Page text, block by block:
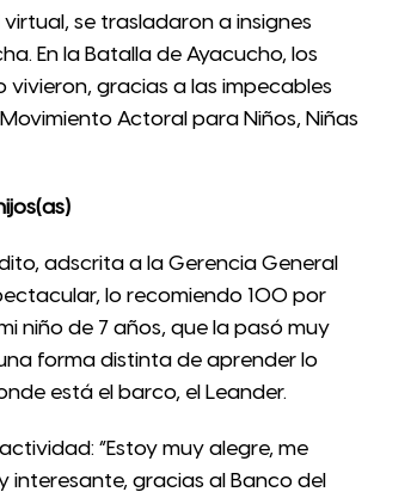
se trasladaron a insignes
En la Batalla de Ayacucho, los
vivieron, gracias a las impecables
Actoral para Niños, Niñas
adscrita a la Gerencia General
lo recomiendo 100 por
niño de 7 años, que la pasó muy
forma distinta de aprender lo
está el barco, el Leander.
“Estoy muy alegre, me
gracias al Banco del